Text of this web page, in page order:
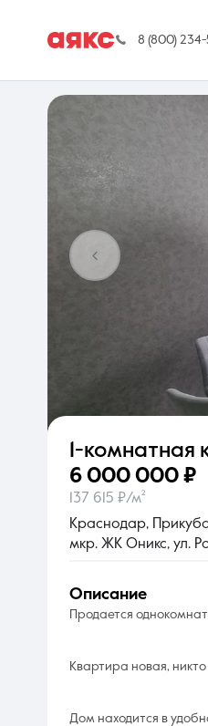
8 (800)
О компании
1-комнатная
6 000 000 ₽
137 615 ₽/м²
Краснодар,
мкр. ЖК Оникс, ул.
описание
Продается
Квартира новая,
Дом находится в